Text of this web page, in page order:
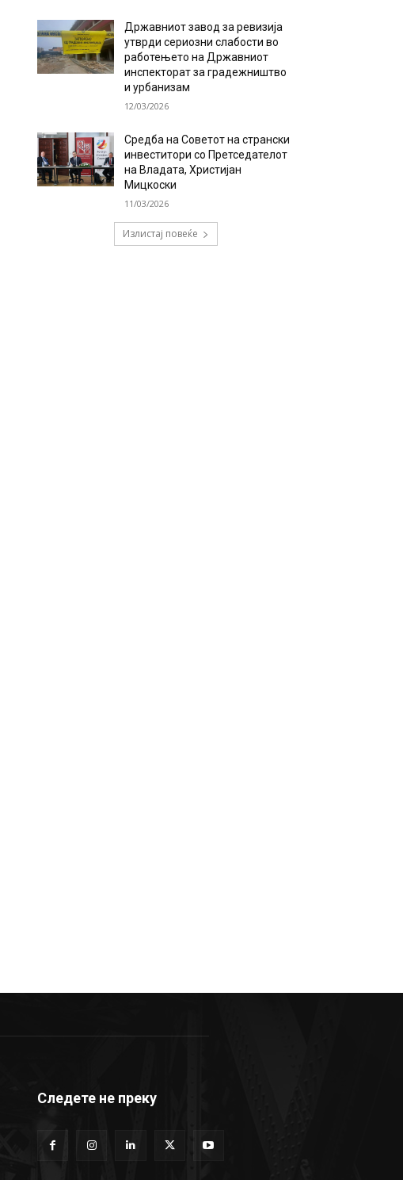
Државниот завод за ревизија
утврди сериозни слабости во
работењето на Државниот
инспекторат за градежништво
и урбанизам
12/03/2026
Средба на Советот на странски
инвеститори со Претседателот
на Владата, Христијан
Мицкоски
11/03/2026
Излистај повеќе
Следете не преку